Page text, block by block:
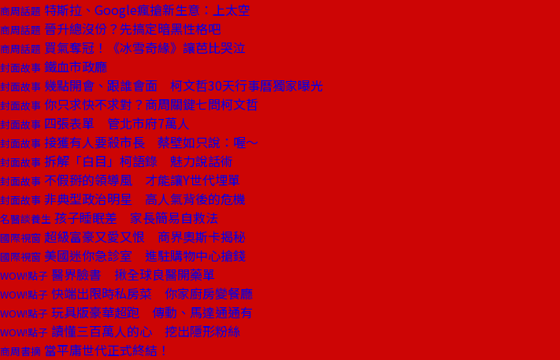
商周話題 特斯拉、Google瘋搶新生意：上太空
商周話題 晉升總沒份？先搞定暗黑性格吧
商周話題 買氣奪冠！《冰雪奇緣》讓芭比哭泣
封面故事 鐵血市政廳
封面故事 幾點開會、跟誰會面 柯文哲30天行事曆獨家曝光
封面故事 你只求快不求對？商周關鍵七問柯文哲
封面故事 四張表單 管北市府7萬人
封面故事 接獲有人要殺市長 蔡壁如只說：喔～
封面故事 拆解「白目」柯語錄 魅力說話術
封面故事 不假掰的領導風 才能讓Y世代埋單
封面故事 非典型政治明星 高人氣背後的危機
名醫談養生 孩子睡眠差 家長簡易自救法
國際視窗 超級富豪又愛又恨 商界奧斯卡揭秘
國際視窗 美國迷你急診室 進駐購物中心搶錢
WOW!點子 醫界臉書 揪全球良醫開藥單
WOW!點子 快端出限時私房菜 你家廚房變餐廳
WOW!點子 玩具版豪華超跑 傳動、馬達通通有
WOW!點子 讀懂三百萬人的心 挖出隱形粉絲
商周書摘 當平庸世代正式終結！